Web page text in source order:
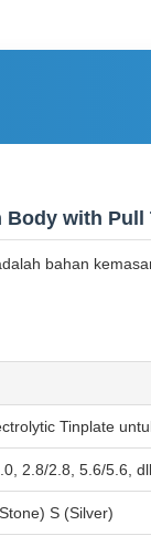
with
bahan
Tinplate
2.8/2.8, 5.6/5.6,
S (Silver)